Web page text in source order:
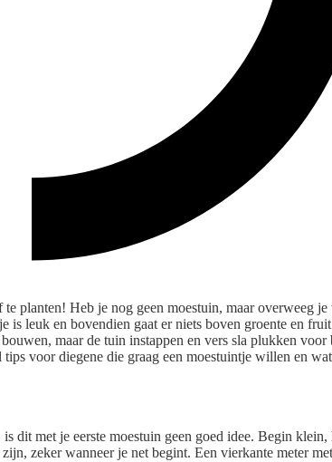
planten! Heb je nog geen moestuin, maar overweeg
is leuk en bovendien gaat er niets boven groente en
maar de tuin instappen en vers sla plukken voor
voor diegene die graag een moestuintje willen en
dit met je eerste moestuin geen goed idee. Begin klein,
zeker wanneer je net begint. Een vierkante meter